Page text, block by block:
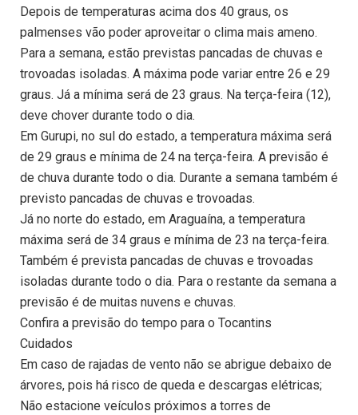
Depois de temperaturas acima dos 40 graus, os
palmenses vão poder aproveitar o clima mais ameno.
Para a semana, estão previstas pancadas de chuvas e
trovoadas isoladas. A máxima pode variar entre 26 e 29
graus. Já a mínima será de 23 graus. Na terça-feira (12),
deve chover durante todo o dia.
Em Gurupi, no sul do estado, a temperatura máxima será
de 29 graus e mínima de 24 na terça-feira. A previsão é
de chuva durante todo o dia. Durante a semana também é
previsto pancadas de chuvas e trovoadas.
Já no norte do estado, em Araguaína, a temperatura
máxima será de 34 graus e mínima de 23 na terça-feira.
Também é prevista pancadas de chuvas e trovoadas
isoladas durante todo o dia. Para o restante da semana a
previsão é de muitas nuvens e chuvas.
Confira a previsão do tempo para o Tocantins
Cuidados
Em caso de rajadas de vento não se abrigue debaixo de
árvores, pois há risco de queda e descargas elétricas;
Não estacione veículos próximos a torres de